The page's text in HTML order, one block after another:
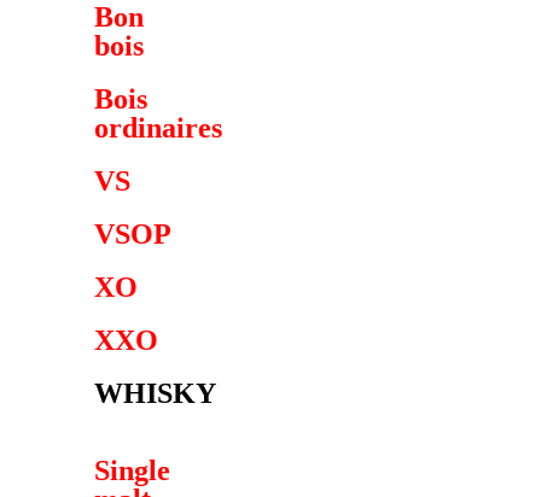
Bon
bois
Bois
ordinaires
VS
VSOP
XO
XXO
WHISKY
Single